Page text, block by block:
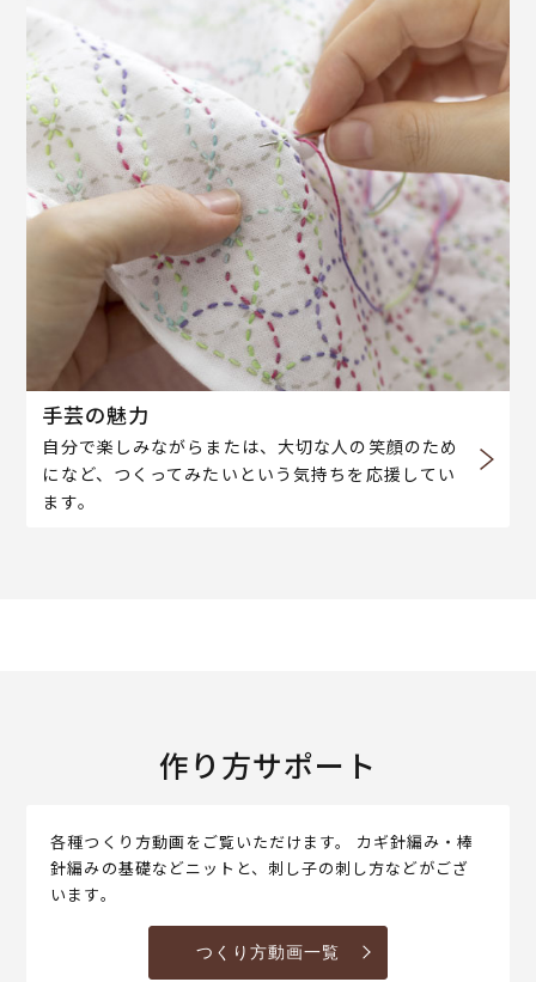
手芸の魅力
自分で楽しみながらまたは、大切な人の笑顔のため
になど、つくってみたいという気持ちを応援してい
ます。
作り方サポート
各種つくり方動画をご覧いただけます。 カギ針編み・棒
針編みの基礎などニットと、刺し子の刺し方などがござ
います。
つくり方動画一覧